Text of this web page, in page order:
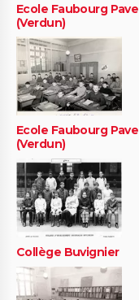
Ecole Faubourg Pave
(Verdun)
Ecole Faubourg Pave
(Verdun)
Collège Buvignier